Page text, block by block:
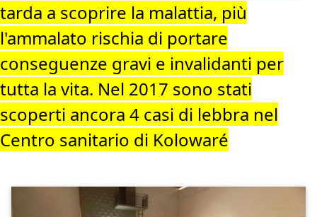
tarda a scoprire la malattia, più
l'ammalato rischia di portare
conseguenze gravi e invalidanti per
tutta la vita. Nel 2017 sono stati
scoperti ancora 4 casi di lebbra nel
Centro sanitario di Kolowaré